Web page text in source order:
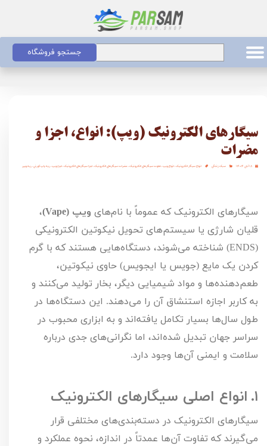
جستجو فروشگاه
سیگارهای الکترونیک (ویپ): انواع، اجزا و
مضرات
۱۸ آبان ۱۴۰۴ سبک زندگی انواع سیگار الکترونیک،انواع ویپ،تفاوت سیگارهای الکترونیک،مضرات سیگارهای الکترونیک،اجزا سیگارهای الکترونیک،اجزا ویپ،ریه پاپ کورنی،ریه ویپر
سیگارهای الکترونیک که عموماً با نام‌های ویپ (Vape
)،
قلیان شارژی یا سیستم‌های تحویل نیکوتین الکترونیکی
(
ENDS) شناخته می‌شوند، دستگاه‌هایی هستند که با گرم
کردن یک مایع (جویس یا ایجویس) حاوی نیکوتین،
طعم‌دهنده‌ها و مواد شیمیایی دیگر، بخار تولید می‌کنند و
به کاربر اجازه استنشاق آن را می‌دهند. این دستگاه‌ها در
طول سال‌ها بسیار تکامل یافته‌اند و به ابزاری محبوب در
سراسر جهان تبدیل شده‌اند، اما نگرانی‌های جدی درباره
سلامت و ایمنی آن‌ها وجود دارد.
۱. انواع اصلی سیگارهای الکترونیک
سیگارهای الکترونیک در دسته‌بندی‌های مختلفی قرار
می‌گیرند که تفاوت آن‌ها عمدتاً در اندازه، نحوه عملکرد و